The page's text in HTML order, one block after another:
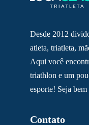
Desde 2012
atleta, triatleta,
Aqui você
triathlon e um
esporte! Seja
Contato